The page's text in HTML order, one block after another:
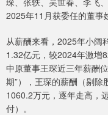
2025年11月获委任的董事
从薪酬来看，2025年小阔
1.32亿元，较2024年激增
中原董事王琛近三年薪酬
期”），王琛的薪酬（剔除
1060.2万元，逐年走高，
付）。